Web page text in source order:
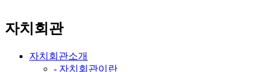
자치회관
자치회관소개
- 자치회관이란